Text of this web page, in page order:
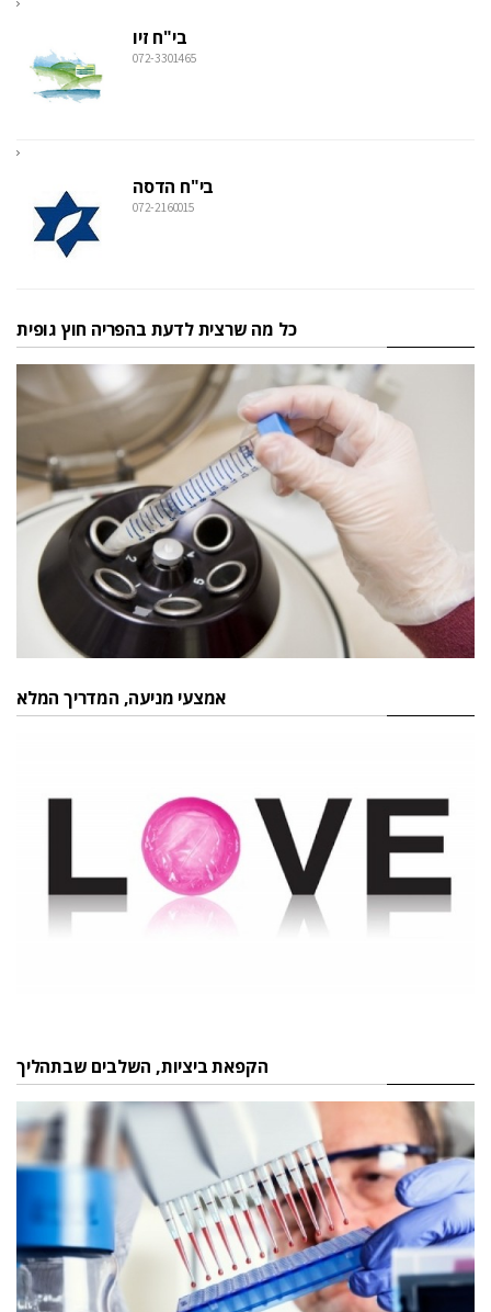
בי"ח זיו
072-3301465
בי"ח הדסה
072-2160015
כל מה שרצית לדעת בהפריה חוץ גופית
אמצעי מניעה, המדריך המלא
הקפאת ביציות, השלבים שבתהליך